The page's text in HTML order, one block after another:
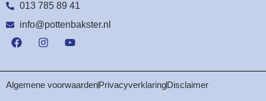
013 785 89 41
info@pottenbakster.nl
Algemene voorwaardenPrivacyverklaringDisclaimer